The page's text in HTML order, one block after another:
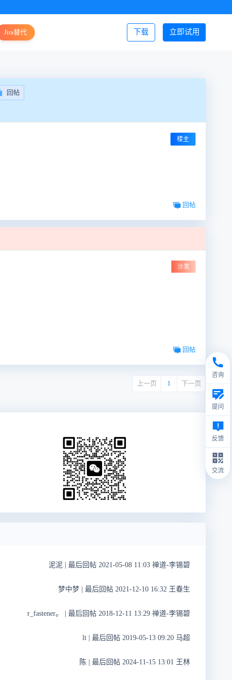
立即试用
下载
Jira替代 登录/注册
回帖
楼主
回帖
沙发
回帖
上一页 1 下一页
泥泥 最后回帖 2021-05-08 11:03 禅道-李锡碧
梦中梦 最后回帖 2021-12-10 16:32 王春生
r_fastener。 最后回帖 2018-12-11 13:29 禅道-李锡碧
lt 最后回帖 2019-05-13 09:20 马超
陈 最后回帖 2024-11-15 13:01 王林
咨询
提问
反馈
交流